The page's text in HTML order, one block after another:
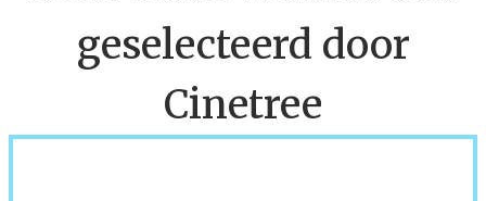
geselecteerd door
Cinetree